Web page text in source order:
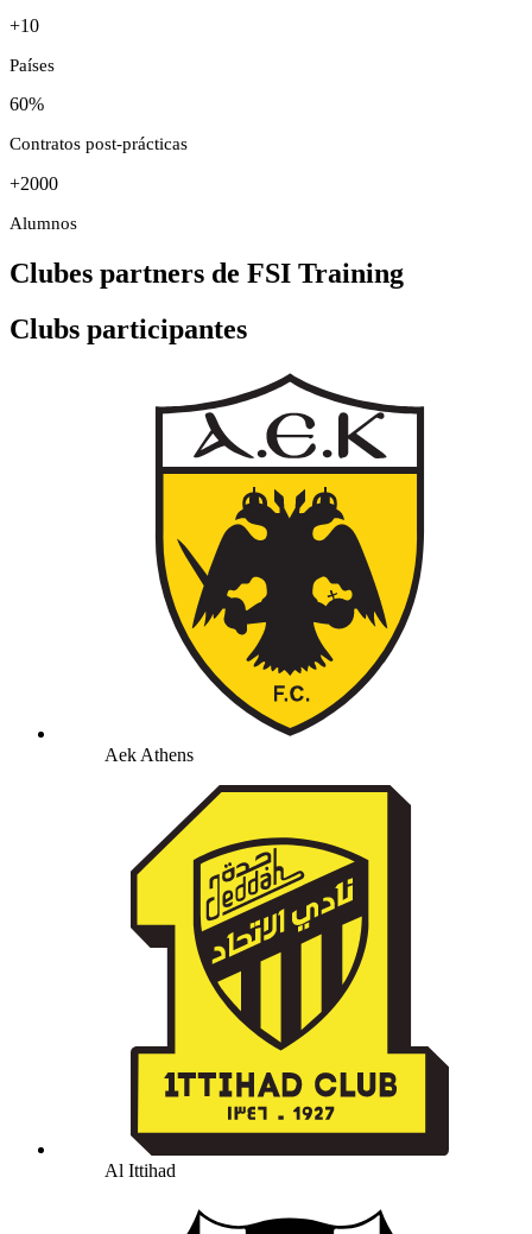
+10
Países
60%
Contratos post-prácticas
+2000
Alumnos
Clubes partners de FSI Training
Clubs participantes
Aek Athens
Al Ittihad